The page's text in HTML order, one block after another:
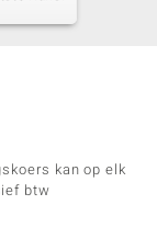
kan op elk
btw